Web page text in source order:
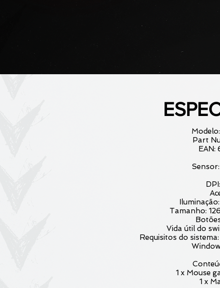
Part
EAN:
Tamanho:
Vida útil do
Requisitos do
1 x Mouse
1 x